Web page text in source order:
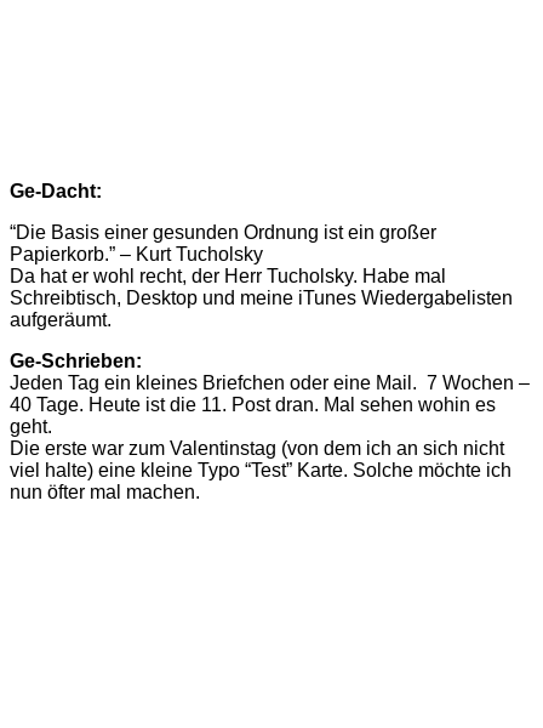
Ge-Dacht:
“Die Basis einer gesunden Ordnung ist ein großer
Papierkorb.” – Kurt Tucholsky
Da hat er wohl recht, der Herr Tucholsky. Habe mal
Schreibtisch, Desktop und meine iTunes Wiedergabelisten
aufgeräumt.
Ge-Schrieben:
Jeden Tag ein kleines Briefchen oder eine Mail. 7 Wochen –
40 Tage. Heute ist die 11. Post dran. Mal sehen wohin es
geht.
Die erste war zum Valentinstag (von dem ich an sich nicht
viel halte) eine kleine Typo “Test” Karte. Solche möchte ich
nun öfter mal machen.